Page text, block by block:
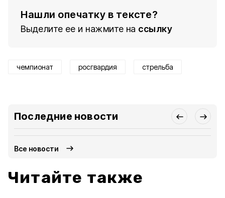
Нашли опечатку в тексте?
Выделите ее и нажмите на ссылку
чемпионат росгвардия стрельба
Последние новости
Все новости
Читайте также